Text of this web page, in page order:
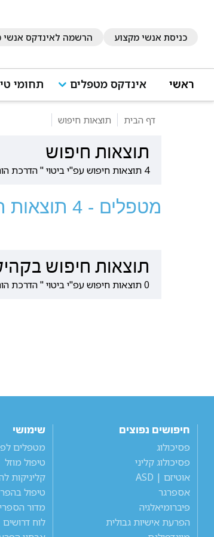
כניסת אנשי מקצוע הרשמה לאינדקס אנשי
ראשי אינדקס מטפלים תחומי
דף הבית תוצאות חיפוש
תוצאות חיפוש
4 תוצאות חיפוש עפ"י ביטוי " הדרכת הורים בגדרה "
מטפלים - 4 תוצאות חיפוש
תוצאות חיפוש
0 תוצאות חיפוש עפ"י ביטוי " הדרכת הורים בגדרה "
חיפושים נפוצים
פסיכולוג
פסיכולוג קליני
אוטיזם | ASD
אספרגר
פיברומיאלגיה
הפרעת אישיות גבולית
שימושי
מטפלים
טיפול מוזל
קליניקות
טיפול
מדור
לוח דרושים